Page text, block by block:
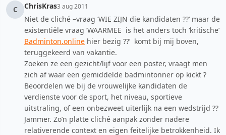
C
ChrisKras3 aug 2011
Niet de cliché –vraag ‘WIE ZIJN die kandidaten ??’ maar de
existentiële vraag ‘WAARMEE is het anders toch ‘kritische’
Badminton.online hier bezig ??’ komt bij mij boven,
teruggekeerd van vakantie.
Zoeken ze een gezicht/lijf voor een poster, vraagt men
zich af waar een gemiddelde badmintonner op kickt ?
Beoordelen we bij de vrouwelijke kandidaten de
verdienste voor de sport, het niveau, sportieve
uitstraling, of een onbezweet uiterlijk na een wedstrijd ??
Jammer. Zo’n platte cliché aanpak zonder nadere
relativerende context en eigen feitelijke betrokkenheid. Ik